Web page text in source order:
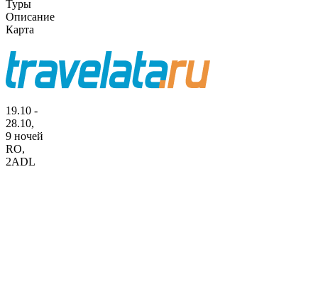
Туры
Описание
Карта
19.10 -
28.10,
9 ночей
RO,
2ADL